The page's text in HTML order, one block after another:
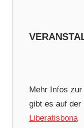
Mehr Infos
gibt es auf der
Liberatisbona